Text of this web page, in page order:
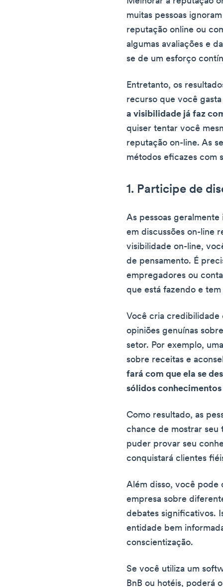
muitas pessoas
reputação online ou
algumas avaliações e
se de um esforço
Entretanto, os
recurso que você
a visibilidade já faz
quiser tentar você
reputação on-line. As
métodos eficazes com
1. Participe de
As pessoas
em discussões on-line
visibilidade on-line,
de pensamento. É
empregadores ou
que está fazendo e
Você cria credibilidade
opiniões genuínas
setor. Por exemplo,
sobre receitas e
fará com que ela se
sólidos
Como resultado, as
chance de mostrar seu
puder provar seu
conquistará clientes
Além disso, você pode
empresa sobre
debates significativos.
entidade bem
conscientização.
Se você utiliza um
BnB ou hotéis, poderá